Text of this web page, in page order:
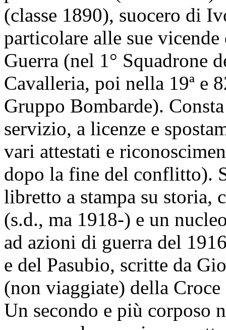
(classe 1890), suocero di
particolare alle sue
Guerra (nel 1° Squadrone
Cavalleria, poi nella 19ª e
Gruppo Bombarde).
servizio, a licenze e
vari attestati e
dopo la fine del conflitto).
libretto a stampa su storia,
(s.d., ma 1918-) e un
ad azioni di guerra del
e del Pasubio, scritte da
(non viaggiate) della
Un secondo e più corposo